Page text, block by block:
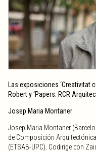
Las exposiciones ‘Creativitat
Robert y ‘Papers. RCR
Josep Maria Montaner
Josep Maria Montaner
de Composición
(ETSAB-UPC). Codirige con